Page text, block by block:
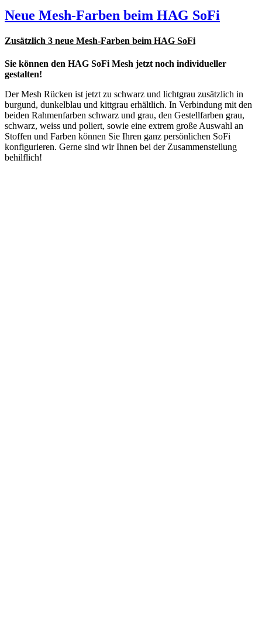
Neue Mesh-Farben beim HAG SoFi
Zusätzlich 3 neue Mesh-Farben beim HAG SoFi
Sie können den HAG SoFi Mesh jetzt noch individueller
gestalten!
Der Mesh Rücken ist jetzt zu schwarz und lichtgrau zusätzlich in
burgund, dunkelblau und kittgrau erhältlich. In Verbindung mit den
beiden Rahmenfarben schwarz und grau, den Gestellfarben grau,
schwarz, weiss und poliert, sowie eine extrem große Auswahl an
Stoffen und Farben können Sie Ihren ganz persönlichen SoFi
konfigurieren. Gerne sind wir Ihnen bei der Zusammenstellung
behilflich!